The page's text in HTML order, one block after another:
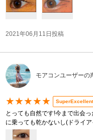
2021年06月11日投稿
モアコンユーザーの
★★★★★ SuperExcellent
とっても自然です!今まで出会
に乗っても乾かないし(ドライ